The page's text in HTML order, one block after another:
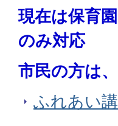
現在は保育
のみ対応
市民の方は
ふれあい